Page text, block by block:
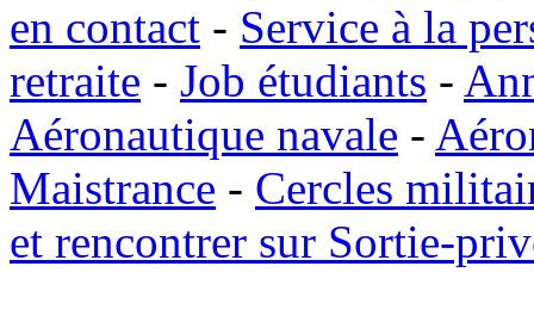
en contact - Service à la
retraite - Job étudiants -
Aéronautique navale -
Maistrance - Cercles
et rencontrer sur Sortie-